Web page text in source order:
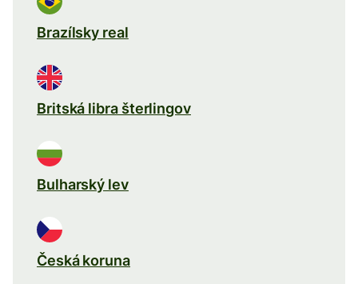
Brazílsky real
Britská libra šterlingov
Bulharský lev
Česká koruna